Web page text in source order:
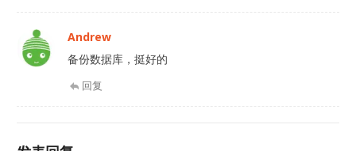
Andrew
备份数据库，挺好的
回复